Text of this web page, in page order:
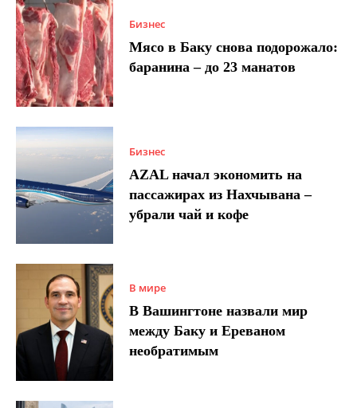
Бизнес
Мясо в Баку снова подорожало:
баранина – до 23 манатов
Бизнес
AZAL начал экономить на
пассажирах из Нахчывана –
убрали чай и кофе
В мире
В Вашингтоне назвали мир
между Баку и Ереваном
необратимым